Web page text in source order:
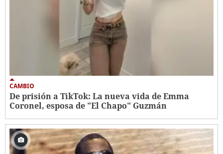
CAMBIO
De prisión a TikTok: La nueva vida de Emma
Coronel, esposa de "El Chapo" Guzmán